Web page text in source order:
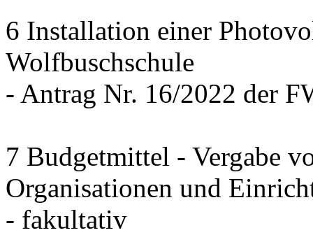
6 Installation einer
Wolfbuschschule
- Antrag Nr. 16/2022 der
7 Budgetmittel - Vergabe
Organisationen und
- fakultativ